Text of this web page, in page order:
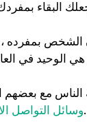
البقاء
الشخص بمفرده ،
هي الوحيد في
الناس مع
وسائل التواصل.